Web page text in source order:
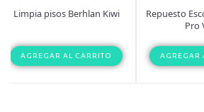
Limpia pisos Berhlan Kiwi
AGREGAR AL CARRITO
Repuesto
Pro
AGREGAR